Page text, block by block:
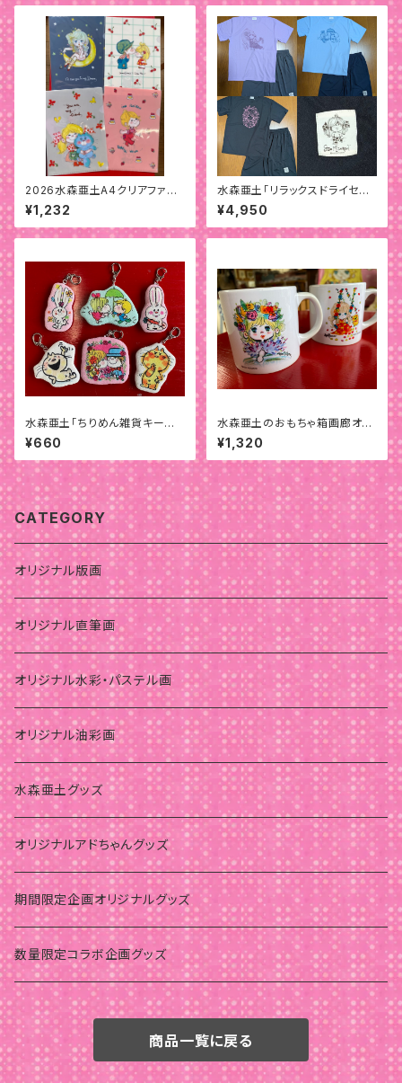
2026水森亜土A4クリアファイ
ル(4枚)セット
¥1,232
水森亜土「リラックスドライセット
アップ」
¥4,950
水森亜土「ちりめん雑貨キーホ
ルダー」
¥660
水森亜土のおもちゃ箱画廊オリ
ジナル「小ちゃいマグカップ」
¥1,320
CATEGORY
オリジナル版画
オリジナル直筆画
オリジナル水彩・パステル画
オリジナル油彩画
水森亜土グッズ
オリジナルアドちゃんグッズ
期間限定企画オリジナルグッズ
数量限定コラボ企画グッズ
商品一覧に戻る